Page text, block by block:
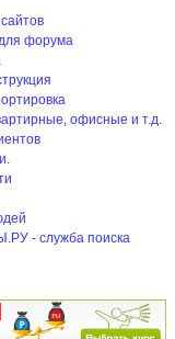
форума
офисные и т.д.
- cлужба поиска